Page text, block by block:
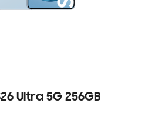
Ultra 5G 256GB